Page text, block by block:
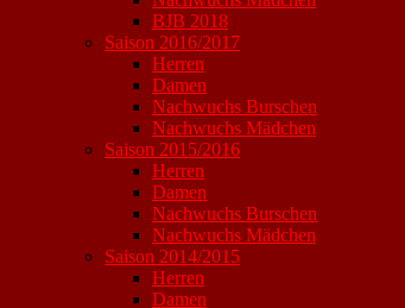
BJB 2018
Saison 2016/2017
Herren
Damen
Nachwuchs Burschen
Nachwuchs Mädchen
Saison 2015/2016
Herren
Damen
Nachwuchs Burschen
Nachwuchs Mädchen
Saison 2014/2015
Herren
Damen